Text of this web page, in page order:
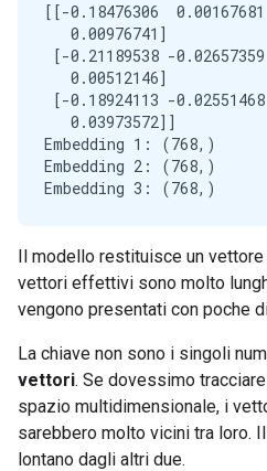
[[-0.18476306
   0.00976741]
[-0.21189538 -
   0.00512146]
[-0.18924113 -
   0.03973572]]
Embedding 1: (768,)
Embedding 2: (768,)
Il modello restituisce un
vettori effettivi sono molto
vengono presentati con poche
La chiave non sono i singoli
vettori. Se dovessimo
spazio multidimensionale, i
sarebbero molto vicini tra loro.
lontano dagli altri due.